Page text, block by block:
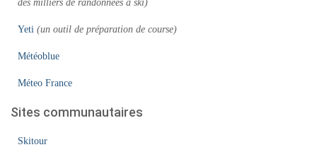
des milliers de randonnées à ski)
Yeti (un outil de préparation de course)
Météoblue
Méteo France
Sites communautaires
Skitour